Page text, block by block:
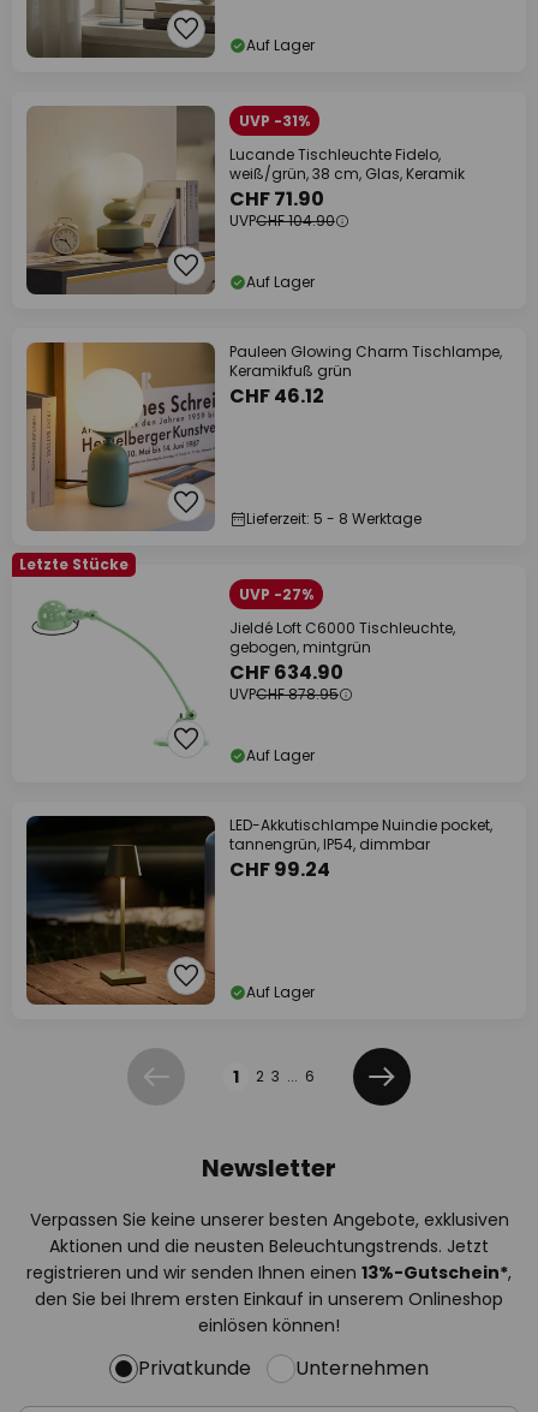
Auf Lager
UVP -31%
Lucande Tischleuchte Fidelo,
weiß/grün, 38 cm, Glas, Keramik
CHF 71.90
UVPCHF 104.90
Auf Lager
Pauleen Glowing Charm Tischlampe,
Keramikfuß grün
CHF 46.12
Lieferzeit: 5 - 8 Werktage
Letzte Stücke
UVP -27%
Jieldé Loft C6000 Tischleuchte,
gebogen, mintgrün
CHF 634.90
UVPCHF 878.95
Auf Lager
LED-Akkutischlampe Nuindie pocket,
tannengrün, IP54, dimmbar
CHF 99.24
Auf Lager
Zurück 1 2 3 ... 6
Weiter
Newsletter
Verpassen Sie keine unserer besten Angebote, exklusiven
Aktionen und die neusten Beleuchtungstrends. Jetzt
registrieren und wir senden Ihnen einen 13%-Gutschein*,
den Sie bei Ihrem ersten Einkauf in unserem Onlineshop
einlösen können!
Privatkunde Unternehmen